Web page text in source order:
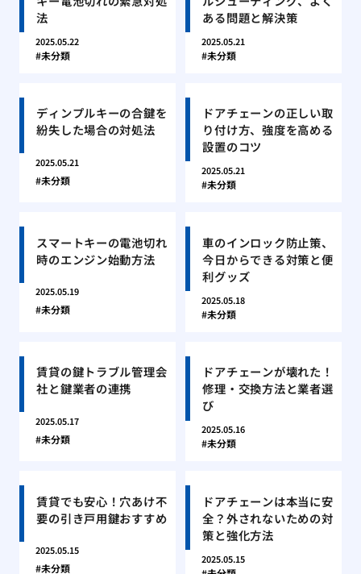
法
2025.05.22
未分類
ある問題と解決策
2025.05.21
未分類
ディンプルキーの合鍵を
紛失した場合の対処法
2025.05.21
未分類
ドアチェーンの正しい取
り付け方、強度を高める
設置のコツ
2025.05.21
未分類
スマートキーの電池切れ
時のエンジン始動方法
2025.05.19
未分類
車のインロック防止策、
今日からできる対策と便
利グッズ
2025.05.18
未分類
賃貸の鍵トラブル管理会
社と鍵業者の連携
2025.05.17
未分類
ドアチェーンが壊れた！
修理・交換方法と業者選
び
2025.05.16
未分類
賃貸でも安心！穴あけ不
要の引き戸用鍵おすすめ
2025.05.15
未分類
ドアチェーンは本当に安
全？外されないための対
策と強化方法
2025.05.15